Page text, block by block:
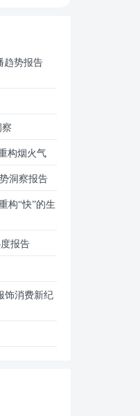
趋势报告
察
构烟火气
洞察报告
构“快”的生
报告
饰消费新纪